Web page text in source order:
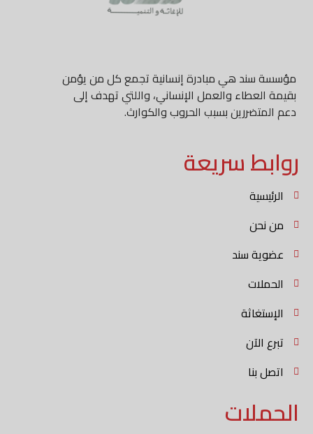
مؤسسة سند هي مبادرة إنسانية تجمع كل من يؤمن
بقيمة العطاء والعمل الإنساني، واللتي تهدف إلى
دعم المتضررين بسبب الحروب والكوارث.
روابط سريعة
الرئيسية
من نحن
عضوية سند
الحملات
الإستغاثة
تبرع الآن
اتصل بنا
الحملات